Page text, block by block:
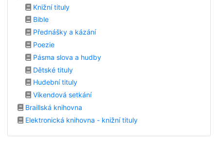
Knižní tituly
Bible
Přednášky a kázání
Poezie
Pásma slova a hudby
Dětské tituly
Hudební tituly
Víkendová setkání
Braillská knihovna
Elektronická knihovna - knižní tituly